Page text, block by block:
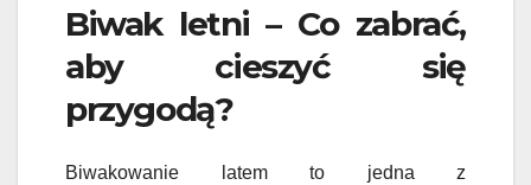
Biwak letni – Co zabrać,
aby cieszyć się
przygodą?
Biwakowanie latem to jedna z